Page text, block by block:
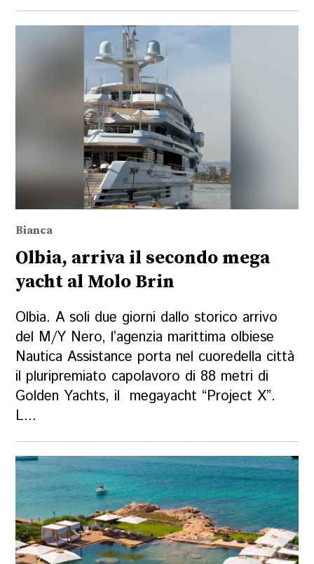
Bianca
Olbia, arriva il secondo mega
yacht al Molo Brin
Olbia. A soli due giorni dallo storico arrivo
del M/Y Nero, l’agenzia marittima olbiese
Nautica Assistance porta nel cuoredella città
il pluripremiato capolavoro di 88 metri di
Golden Yachts, il megayacht “Project X”.
L...